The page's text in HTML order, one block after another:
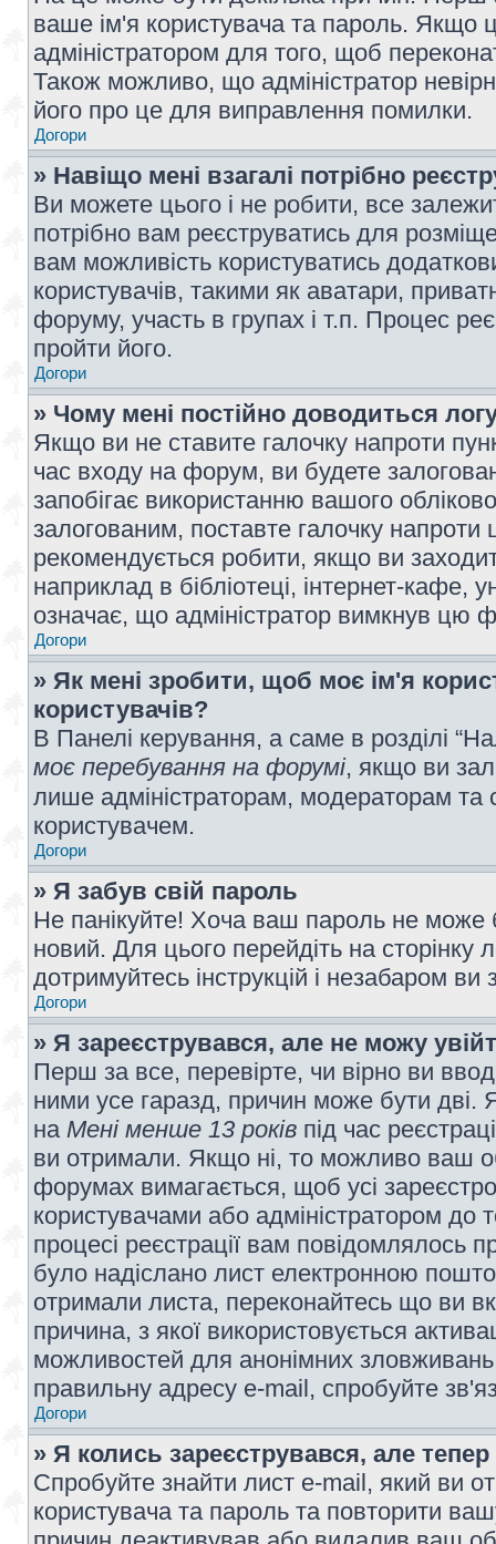
ваше ім'я користувача та пароль. Якщо
адміністратором для того, щоб
Також можливо, що адміністратор
його про це для виправлення помилки.
Догори
» Навіщо мені взагалі потрібно
Ви можете цього і не робити, все
потрібно вам реєструватись для
вам можливість користуватись
користувачів, такими як аватари,
форуму, участь в групах і т.п. Процес
пройти його.
Догори
» Чому мені постійно доводиться
Якщо ви не ставите галочку напроти
час входу на форум, ви будете
запобігає використанню вашого
залогованим, поставте галочку
рекомендується робити, якщо ви
наприклад в бібліотеці, інтернет-кафе,
означає, що адміністратор вимкнув цю
Догори
» Як мені зробити, щоб моє ім'я
користувачів?
В Панелі керування, а саме в розділі
моє перебування на форумі, якщо ви
лише адміністраторам, модераторам
користувачем.
Догори
» Я забув свій пароль
Не панікуйте! Хоча ваш пароль не може
новий. Для цього перейдіть на сторінку
дотримуйтесь інструкцій і незабаром
Догори
» Я зареєструвався, але не можу
Перш за все, перевірте, чи вірно ви
ними усе гаразд, причин може бути дві.
на Мені менше 13 років під час
ви отримали. Якщо ні, то можливо ваш
форумах вимагається, щоб усі
користувачами або адміністратором до
процесі реєстрації вам повідомлялось
було надіслано лист електронною
отримали листа, переконайтесь що ви
причина, з якої використовується
можливостей для анонімних
правильну адресу e-mail, спробуйте
Догори
» Я колись зареєструвався, але
Спробуйте знайти лист e-mail, який ви
користувача та пароль та повторити